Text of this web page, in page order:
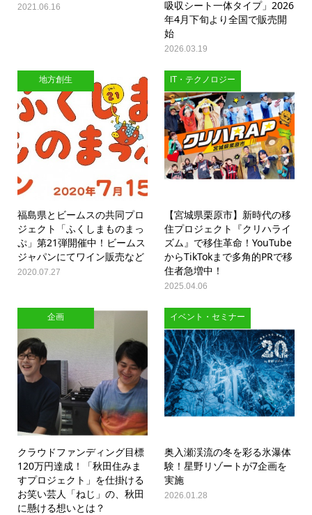
2021.06.16
吸収シート一体タイプ」2026
年4月下旬より全国で販売開
始
2026.03.19
地方創生
福島県とビームスの共同プロ
ジェクト「ふくしまものまっ
ぷ」第21弾開催中！ビームス
ジャパンにてワイン販売など
2020.07.27
IT・テクノロジー
【宮城県栗原市】新時代の移
住プロジェクト『クリハライ
ズム』で移住革命！YouTube
からTikTokまで多角的PRで移
住者急増中！
2025.04.06
企画
クラウドファンディング目標
120万円達成！「秋田住みま
すプロジェクト」を仕掛ける
お笑い芸人「ねじ」の、秋田
に懸ける想いとは？
イベント・セミナー
奥入瀬渓流の冬を彩る氷瀑体
験！星野リゾートが7企画を
実施
2026.01.28